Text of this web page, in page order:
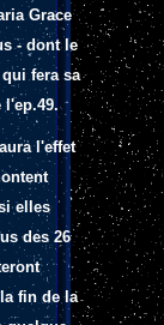
Grace
- dont le
fera sa
l'ep.49.
l'effet
elles
des 26
fin de la